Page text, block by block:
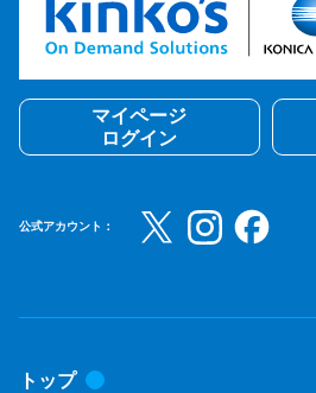
マイページ
ログイン
公式アカウント：
トップ